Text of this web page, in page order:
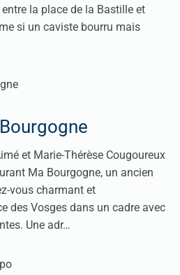
la place de la Bastille et
si un caviste bourru mais
et Marie-Thérèse Cougoureux
Ma Bourgogne, un ancien
vous charmant et
des Vosges dans un cadre avec
Une adr…